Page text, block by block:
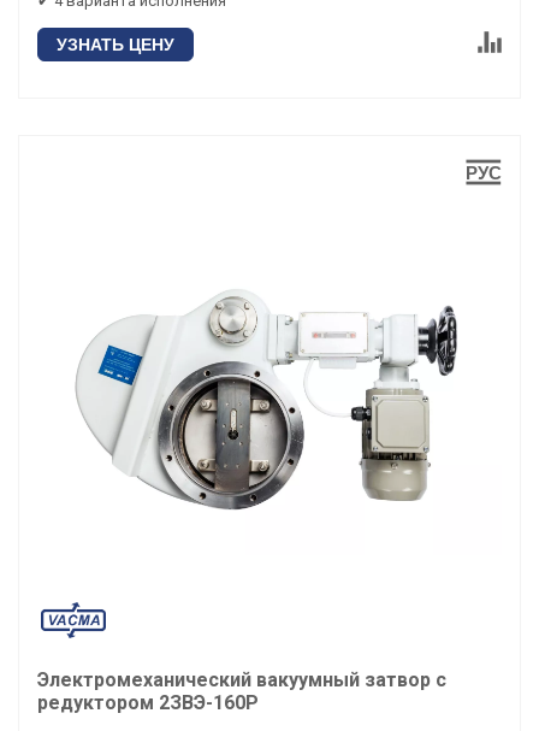
УЗНАТЬ ЦЕНУ
Электромеханический вакуумный затвор с
редуктором 2ЗВЭ-160Р